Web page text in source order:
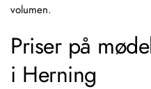
volumen.
Priser på
i Herning